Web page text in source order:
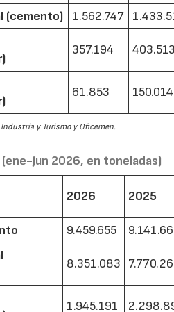
(cemento)
1.562.747
357.194
61.853 150.014
y Turismo y Oficemen.
jun 2026, en toneladas)
2026 2025
9.459.655
8.351.083
1.945.191